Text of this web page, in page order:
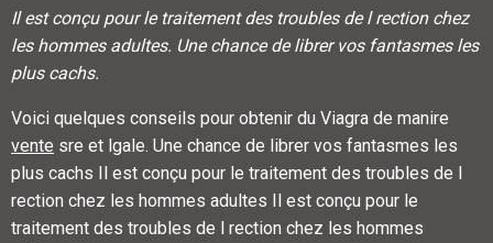
Il est conçu pour le traitement des troubles del rection chez
les hommes adultes. Une chancede librer vos fantasmes les
plus cachs.
Voici quelques conseils pour obtenir du Viagra de manire
vente sre et lgale. Une chance de librer vos fantasmes les
plus cachs Il est conçu pour le traitement des troubles de l
rection chez les hommes adultes Il est conçu pour le
traitement des troubles de l rection chez les hommes